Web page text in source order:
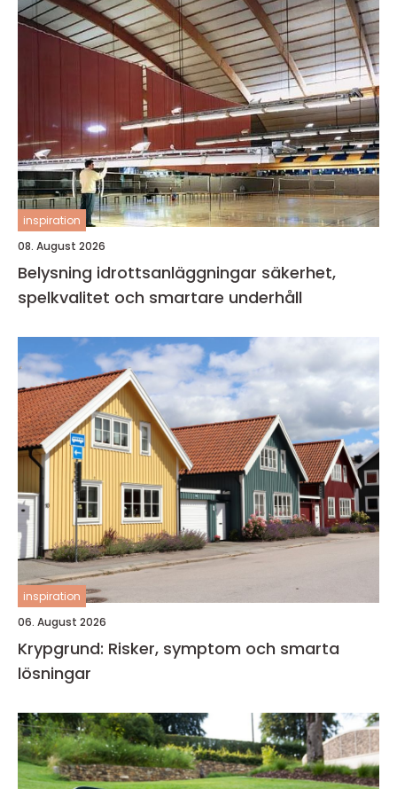
inspiration
08. August 2026
Belysning idrottsanläggningar säkerhet,
spelkvalitet och smartare underhåll
inspiration
06. August 2026
Krypgrund: Risker, symptom och smarta
lösningar